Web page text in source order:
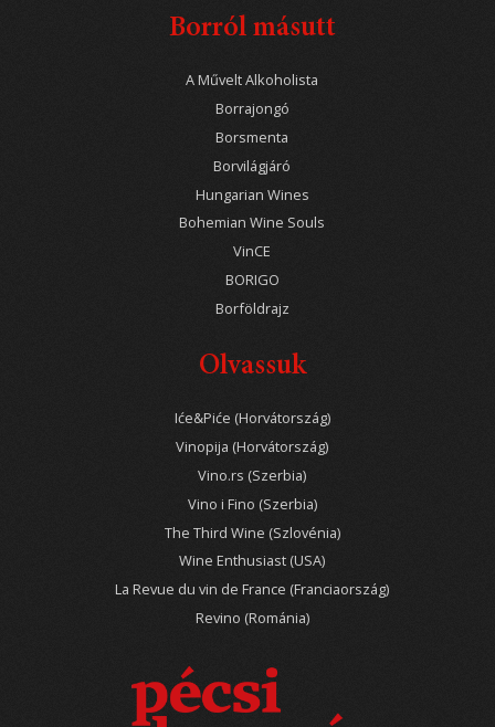
Borról másutt
A Művelt Alkoholista
Borrajongó
Borsmenta
Borvilágjáró
Hungarian Wines
Bohemian Wine Souls
VinCE
BORIGO
Borföldrajz
Olvassuk
Iće&Piće (Horvátország)
Vinopija (Horvátország)
Vino.rs (Szerbia)
Vino i Fino (Szerbia)
The Third Wine (Szlovénia)
Wine Enthusiast (USA)
La Revue du vin de France (Franciaország)
Revino (Románia)